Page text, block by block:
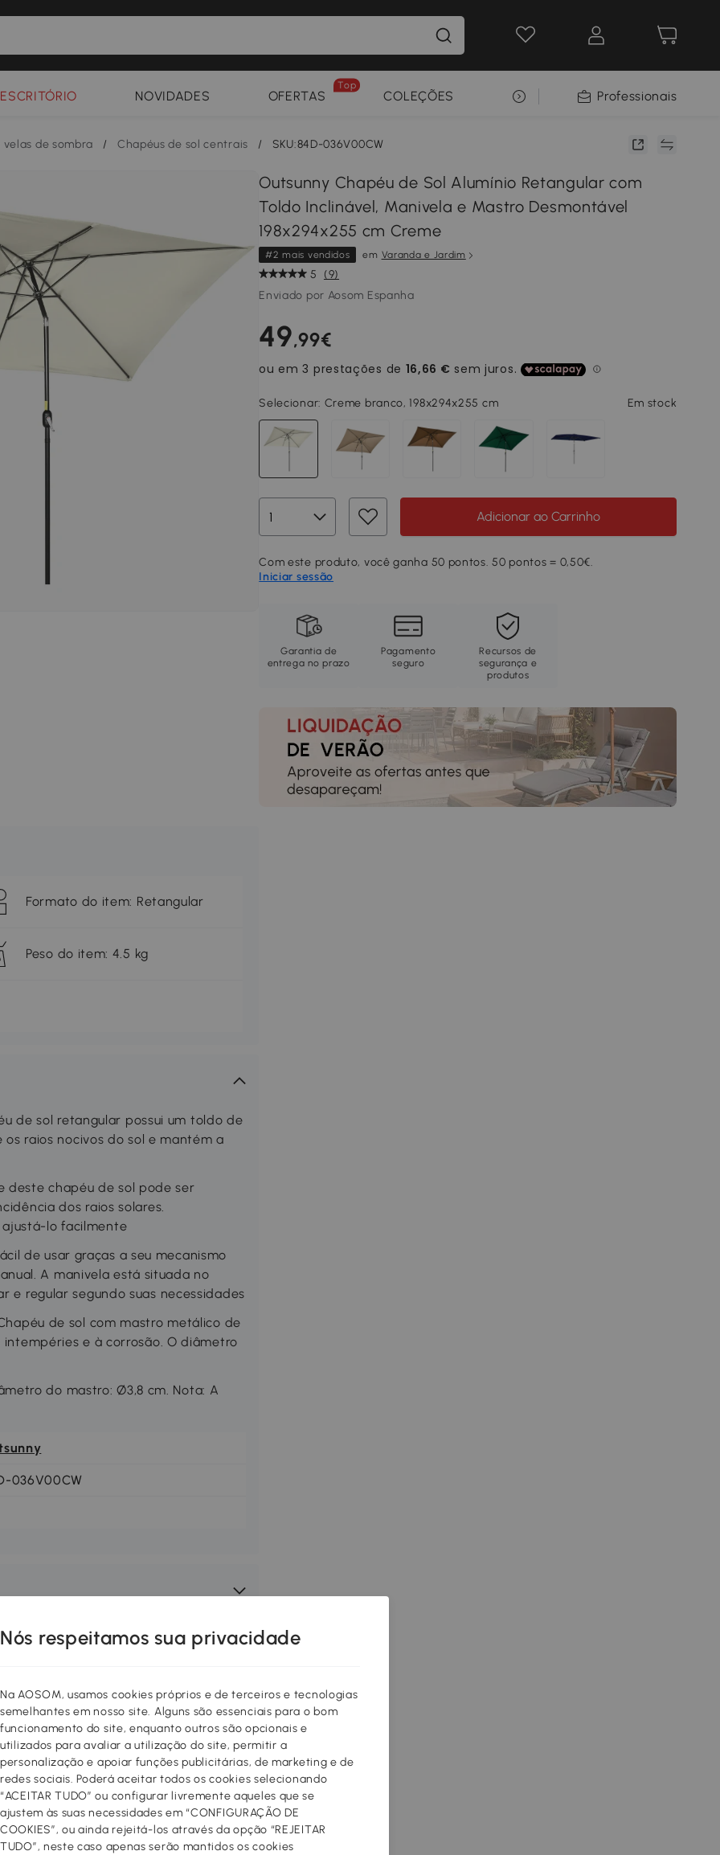
NOVIDADES OFERTAS
Top
COLEÇÕES SELEÇÃO PREMIUMProfessionais
velas de sombra / Chapéus de sol centrais / SKU:84D-036V00CW
Outsunny Chapéu de Sol Alumínio Retangular com
Toldo Inclinável, Manivela e Mastro Desmontável
198x294x255 cm Creme
#2 mais vendidos em Varanda e Jardim
5
(9)
Enviado por Aosom Espanha
49,99€
Selecionar: Creme branco, 198x294x255 cm Em stock
Adicionar ao Carrinho
Com este produto, você ganha 50 pontos. 50 pontos = 0,50€.
Iniciar sessão
Garantia de
entrega no prazo
Pagamento
seguro
Recursos de
segurança e
produtos
Formato do item: Retangular
Peso do item: 4.5 kg
de sol retangular possui um toldo de
raios nocivos do sol e mantém a
deste chapéu de sol pode ser
dos raios solares.
lo facilmente
de usar graças a seu mecanismo
A manivela está situada no
e regular segundo suas necessidades
Chapéu de sol com mastro metálico de
e à corrosão. O diâmetro
do mastro: Ø3,8 cm. Nota: A
036V00CW
Nós respeitamos sua privacidade
Na AOSOM, usamos cookies próprios e de terceiros e tecnologias
semelhantes em nosso site. Alguns são essenciais para o bom
funcionamento do site, enquanto outros são opcionais e
utilizados para avaliar a utilização do site, permitir a
personalização e apoiar funções publicitárias, de marketing e de
redes sociais. Poderá aceitar todos os cookies selecionando
“ACEITAR TUDO” ou configurar livremente aqueles que se
ajustem às suas necessidades em “CONFIGURAÇÃO DE
COOKIES”, ou ainda rejeitá-los através da opção “REJEITAR
TUDO”, neste caso apenas serão mantidos os cookies